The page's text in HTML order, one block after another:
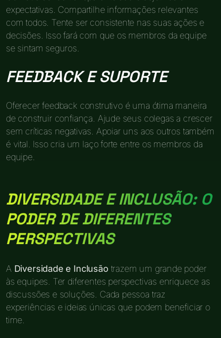
expectativas. Compartilhe informações relevantes
com todos. Tente ser consistente nas suas ações e
decisões. Isso fará com que os membros da equipe
se sintam seguros.
FEEDBACK E SUPORTE
Oferecer feedback construtivo é uma ótima maneira
de construir confiança. Ajude seus colegas a crescer
sem críticas negativas. Apoiar uns aos outros também
é vital. Isso cria um laço forte entre os membros da
equipe.
DIVERSIDADE E INCLUSÃO: O
PODER DE DIFERENTES
PERSPECTIVAS
A Diversidade e Inclusão trazem um grande poder
às equipes. Ter diferentes perspectivas enriquece as
discussões e soluções. Cada pessoa traz
experiências e ideias únicas que podem beneficiar o
time.